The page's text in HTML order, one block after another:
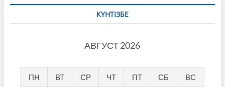
КҮНТІЗБЕ
АВГУСТ 2026
ПН ВТ СР ЧТ ПТ СБ ВС